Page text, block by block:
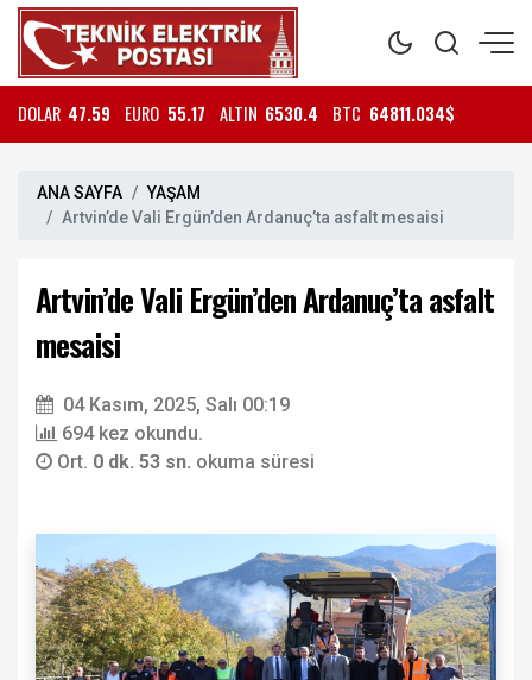
DOLAR 47.59 EURO 55.17 ALTIN 6530.4 BTC 64811.034$
ANA SAYFA
YAŞAM
Artvin’de Vali Ergün’den Ardanuç’ta asfalt mesaisi
Artvin’de Vali Ergün’den Ardanuç’ta asfalt
mesaisi
04 Kasım, 2025, Salı 00:19
694 kez okundu.
Ort. 0 dk. 53 sn. okuma süresi